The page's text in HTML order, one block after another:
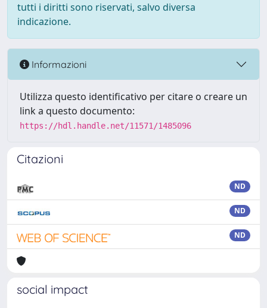
tutti i diritti sono riservati, salvo diversa
indicazione.
Informazioni
Utilizza questo identificativo per citare o creare un
link a questo documento:
https://hdl.handle.net/11571/1485096
Citazioni
ND
ND
ND
social impact